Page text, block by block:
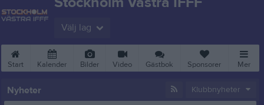
Välj lag
Start Kalender Bilder Video Gästbok Sponsorer Mer
Nyheter Klubbnyheter